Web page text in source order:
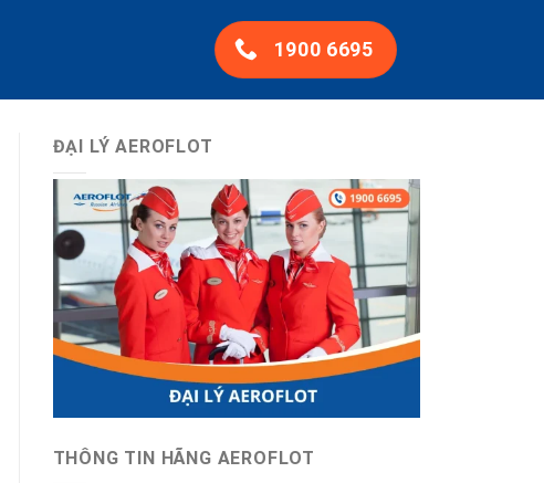
1900 6695
ĐẠI LÝ AEROFLOT
THÔNG TIN HÃNG AEROFLOT